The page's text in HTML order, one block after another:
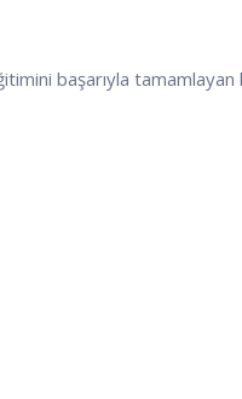
başarıyla tamamlayan